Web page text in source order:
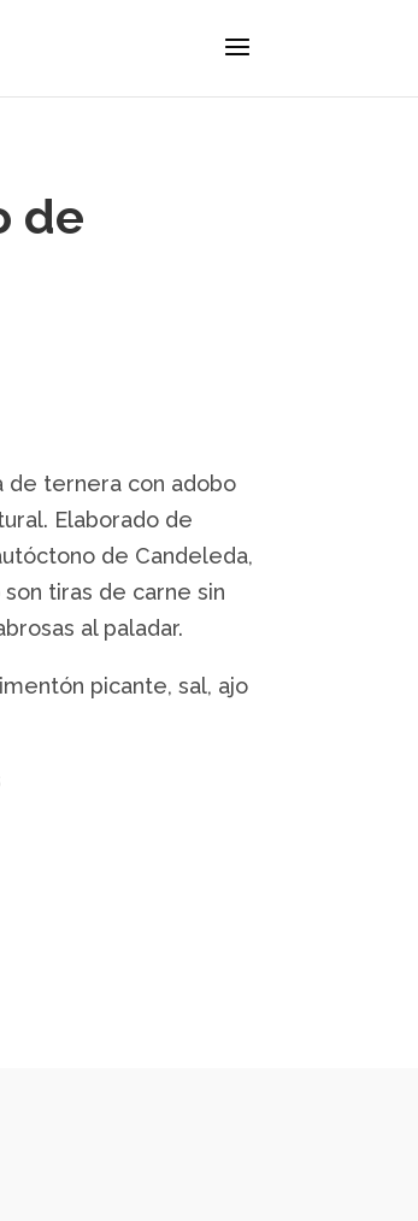
de
de ternera con adobo
Elaborado de
de Candeleda,
tiras de carne sin
al paladar.
picante, sal, ajo